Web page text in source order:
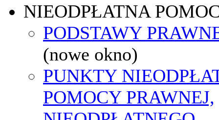
NIEODPŁATNA
PODSTAWY
(nowe okno)
PUNKTY
POMOCY PRAWNEJ,